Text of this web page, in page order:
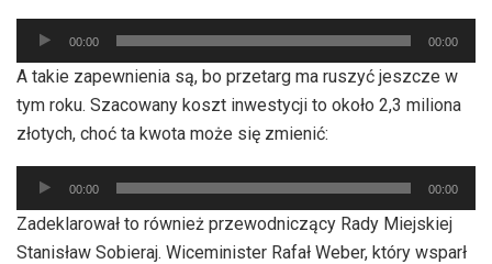
Odtwarzacz
plików
dźwiękowych
00:00 00:00
A takie zapewnienia są, bo przetarg ma ruszyć jeszcze w
tym roku. Szacowany koszt inwestycji to około 2,3 miliona
złotych, choć ta kwota może się zmienić:
Odtwarzacz
plików
dźwiękowych
00:00 00:00
Zadeklarował to również przewodniczący Rady Miejskiej
Stanisław Sobieraj. Wiceminister Rafał Weber, który wsparł